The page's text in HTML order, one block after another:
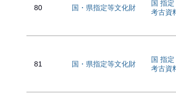
80 国・県指定等文化財
国 指
考古資
81 国・県指定等文化財
国 指
考古資